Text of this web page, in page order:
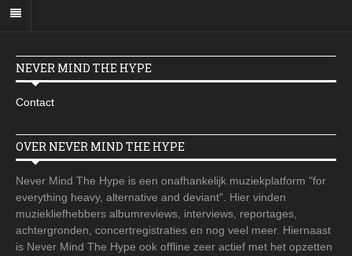
NEVER MIND THE HYPE
Contact
OVER NEVER MIND THE HYPE
Never Mind The Hype is een onafhankelijk muziekplatform "for
everything heavy, alternative and deviant". Hier vinden
muziekliefhebbers albumreviews, interviews, reportages,
achtergronden, concertregistraties en nog veel meer. Hiernaast
is Never Mind The Hype ook offline zeer actief met het opzetten